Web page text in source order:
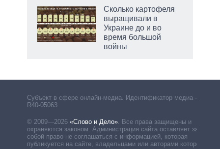
Сколько картофеля
выращивали в
Украине до и во
время большой
войны
Субъект в сфере онлайн-медиа. Идентификатор медиа –
R40-05063
© 2009—2026 «Слово и Дело». Все права защищены и
охраняются законом. Администрация сайта оставляет за
собой право не соглашаться с информацией, которая
публикуется на сайте, владельцами или авторами которой